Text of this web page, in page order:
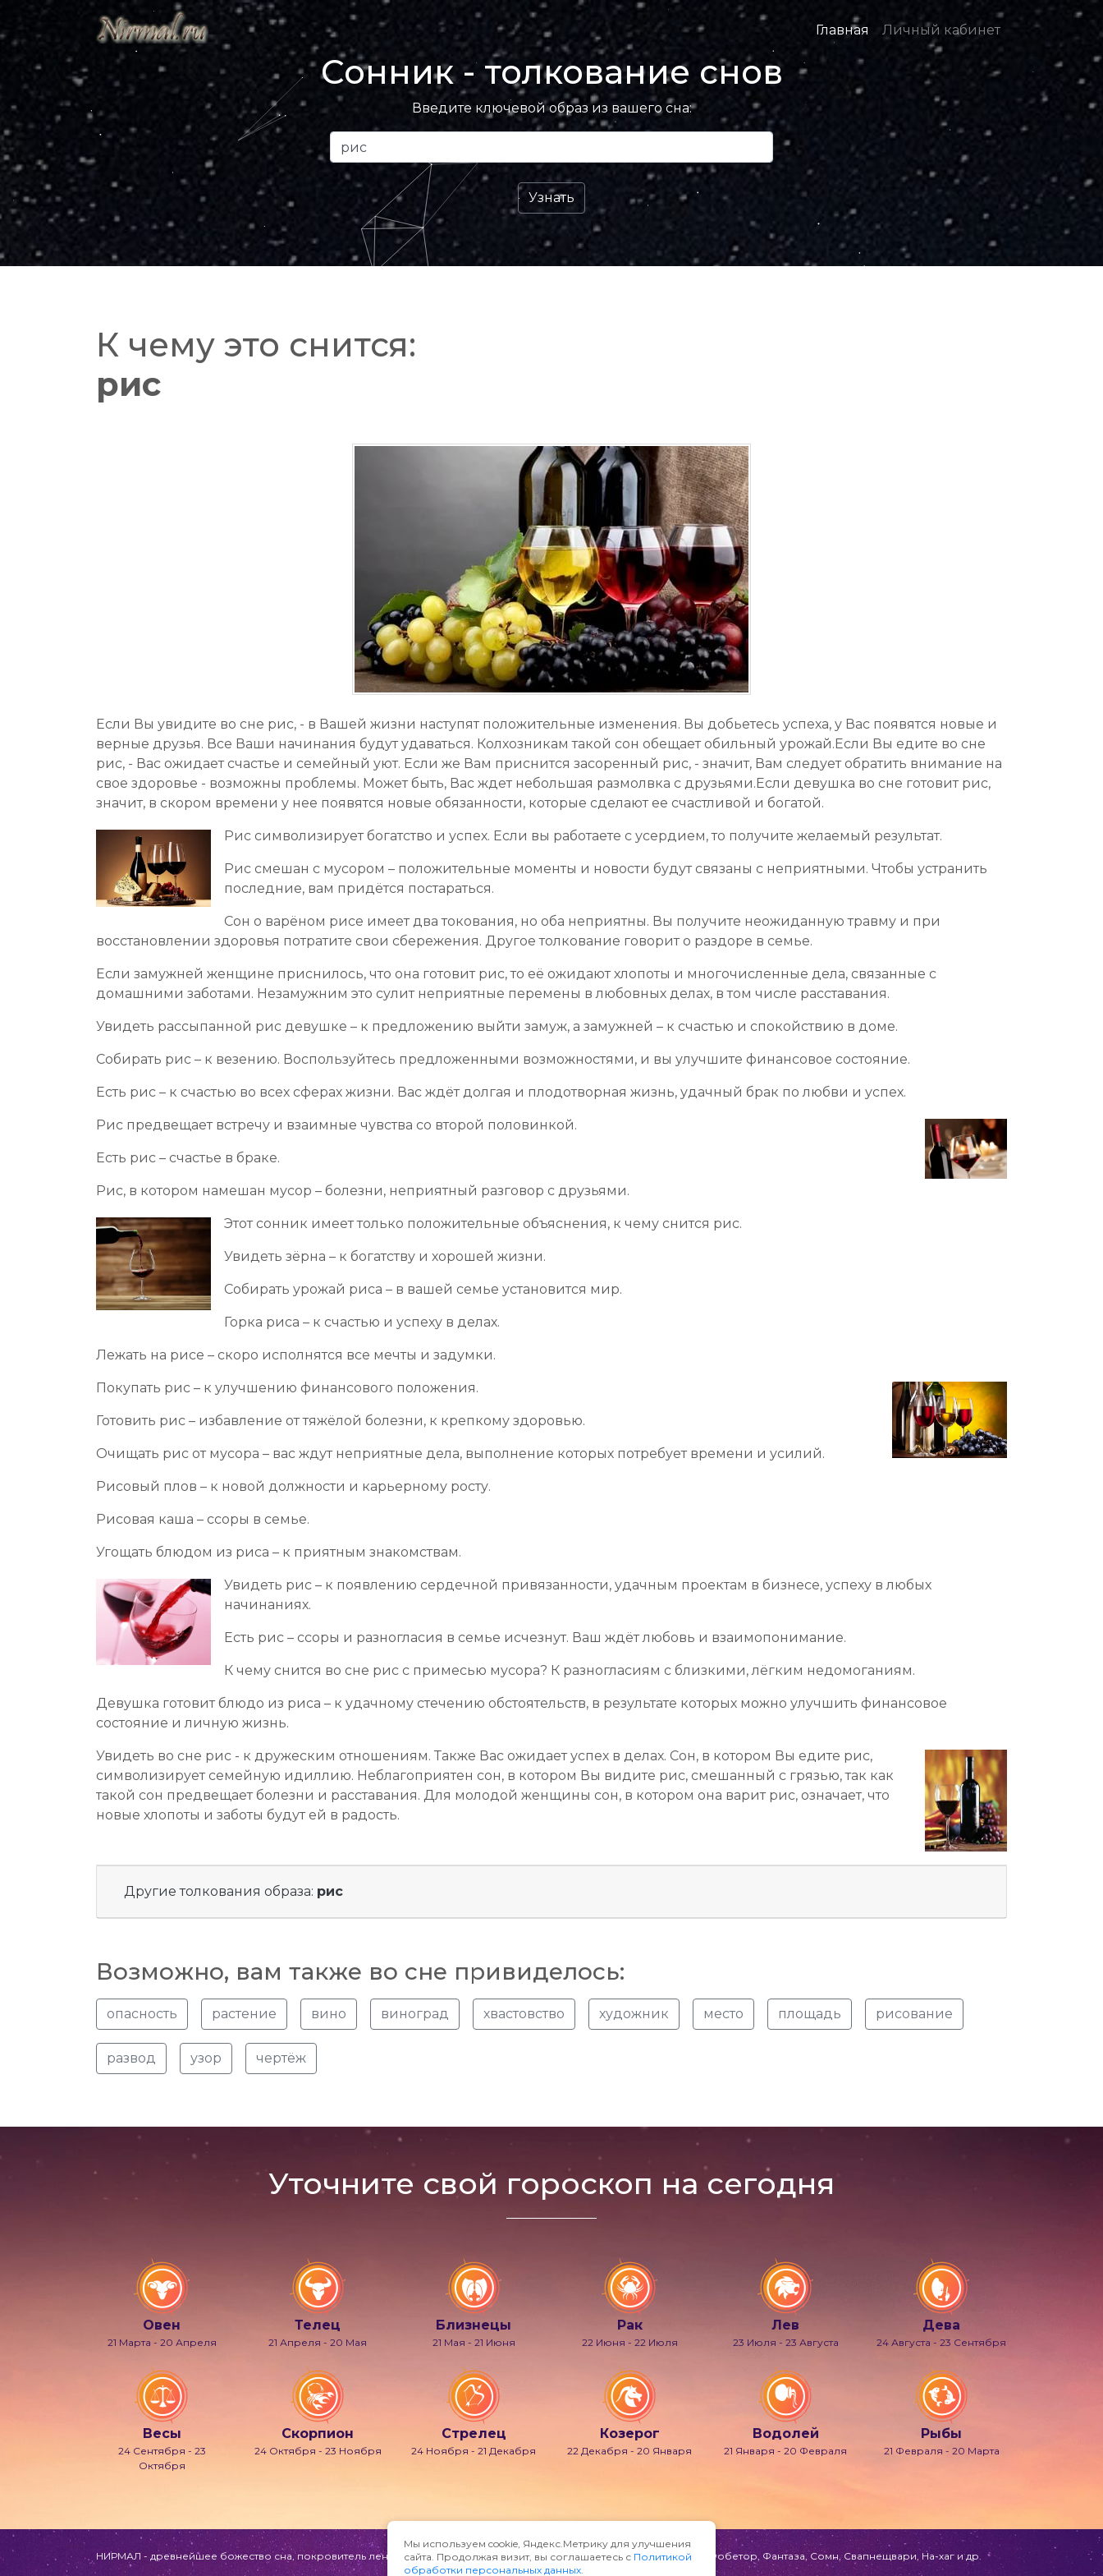
Главная Личный кабинет
Сонник - толкование снов
Введите ключевой образ из вашего сна:
К чему это снится:
рис
Если Вы увидите во сне рис, - в Вашей жизни наступят положительные изменения. Вы добьетесь успеха, у Вас появятся новые и
верные друзья. Все Ваши начинания будут удаваться. Колхозникам такой сон обещает обильный урожай.Если Вы едите во сне
рис, - Вас ожидает счастье и семейный уют. Если же Вам приснится засоренный рис, - значит, Вам следует обратить внимание на
свое здоровье - возможны проблемы. Может быть, Вас ждет небольшая размолвка с друзьями.Если девушка во сне готовит рис,
значит, в скором времени у нее появятся новые обязанности, которые сделают ее счастливой и богатой.
Рис символизирует богатство и успех. Если вы работаете с усердием, то получите желаемый результат.
Рис смешан с мусором – положительные моменты и новости будут связаны с неприятными. Чтобы устранить
последние, вам придётся постараться.
Сон о варёном рисе имеет два токования, но оба неприятны. Вы получите неожиданную травму и при
восстановлении здоровья потратите свои сбережения. Другое толкование говорит о раздоре в семье.
Если замужней женщине приснилось, что она готовит рис, то её ожидают хлопоты и многочисленные дела, связанные с
домашними заботами. Незамужним это сулит неприятные перемены в любовных делах, в том числе расставания.
Увидеть рассыпанной рис девушке – к предложению выйти замуж, а замужней – к счастью и спокойствию в доме.
Собирать рис – к везению. Воспользуйтесь предложенными возможностями, и вы улучшите финансовое состояние.
Есть рис – к счастью во всех сферах жизни. Вас ждёт долгая и плодотворная жизнь, удачный брак по любви и успех.
Рис предвещает встречу и взаимные чувства со второй половинкой.
Есть рис – счастье в браке.
Рис, в котором намешан мусор – болезни, неприятный разговор с друзьями.
Этот сонник имеет только положительные объяснения, к чему снится рис.
Увидеть зёрна – к богатству и хорошей жизни.
Собирать урожай риса – в вашей семье установится мир.
Горка риса – к счастью и успеху в делах.
Лежать на рисе – скоро исполнятся все мечты и задумки.
Покупать рис – к улучшению финансового положения.
Готовить рис – избавление от тяжёлой болезни, к крепкому здоровью.
Очищать рис от мусора – вас ждут неприятные дела, выполнение которых потребует времени и усилий.
Рисовый плов – к новой должности и карьерному росту.
Рисовая каша – ссоры в семье.
Угощать блюдом из риса – к приятным знакомствам.
Увидеть рис – к появлению сердечной привязанности, удачным проектам в бизнесе, успеху в любых
начинаниях.
Есть рис – ссоры и разногласия в семье исчезнут. Ваш ждёт любовь и взаимопонимание.
К чему снится во сне рис с примесью мусора? К разногласиям с близкими, лёгким недомоганиям.
Девушка готовит блюдо из риса – к удачному стечению обстоятельств, в результате которых можно улучшить финансовое
состояние и личную жизнь.
Увидеть во сне рис - к дружеским отношениям. Также Вас ожидает успех в делах. Сон, в котором Вы едите рис,
символизирует семейную идиллию. Неблагоприятен сон, в котором Вы видите рис, смешанный с грязью, так как
такой сон предвещает болезни и расставания. Для молодой женщины сон, в котором она варит рис, означает, что
новые хлопоты и заботы будут ей в радость.
Другие толкования образа: рис
Возможно, вам также во сне привиделось:
опасность растение вино виноград хвастовство художник место площадь рисование
развод узор чертёж
Уточните свой гороскоп на сегодня
Овен
21 Марта - 20 Апреля
Телец
21 Апреля - 20 Мая
Близнецы
21 Мая - 21 Июня
Рак
22 Июня - 22 Июля
Лев
23 Июля - 23 Августа
Дева
24 Августа - 23 Сентября
Весы
24 Сентября - 23
Октября
Скорпион
24 Октября - 23 Ноября
Стрелец
24 Ноября - 21 Декабря
Козерог
22 Декабря - 20 Января
Водолей
21 Января - 20 Февраля
Рыбы
21 Февраля - 20 Марта
НИРМАЛ - древнейшее божество сна, покровитель лени и мечтаний, также известно под именами Гипнос, Морфей, Фобетор, Фантаза, Сомн, Свапнещвари, На-хаг и др.
Мы используем cookie, Яндекс.Метрику для улучшения
сайта. Продолжая визит, вы соглашаетесь с Политикой
обработки персональных данных.